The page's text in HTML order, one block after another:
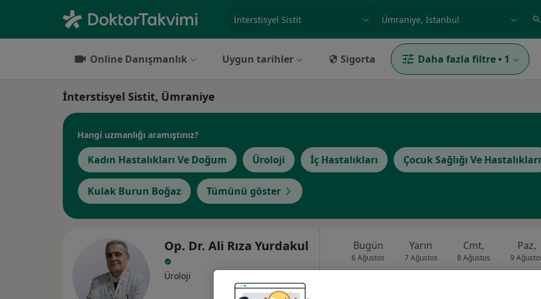
Uzmanlık, ilgi alanı ve hastalık, isimörnek: İstanbul
Online Danışmanlık Uygun tarihler Sigorta Daha fazla filtre • 1
İnterstisyel Sistit, Ümraniye
Hangi uzmanlığı aramıştınız?
Kadın Hastalıkları Ve Doğum Üroloji İç Hastalıkları Çocuk Sağlığı Ve Hastalıkları
Kulak Burun Boğaz Tümünü göster
Op. Dr. Ali Rıza Yurdakul
Üroloji
Bugün
6 Ağustos
Yarın
7 Ağustos
Cmt,
8 Ağustos
Paz,
9